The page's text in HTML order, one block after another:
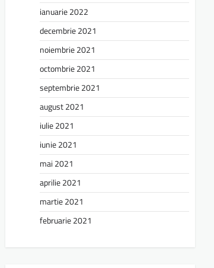
ianuarie 2022
decembrie 2021
noiembrie 2021
octombrie 2021
septembrie 2021
august 2021
iulie 2021
iunie 2021
mai 2021
aprilie 2021
martie 2021
februarie 2021